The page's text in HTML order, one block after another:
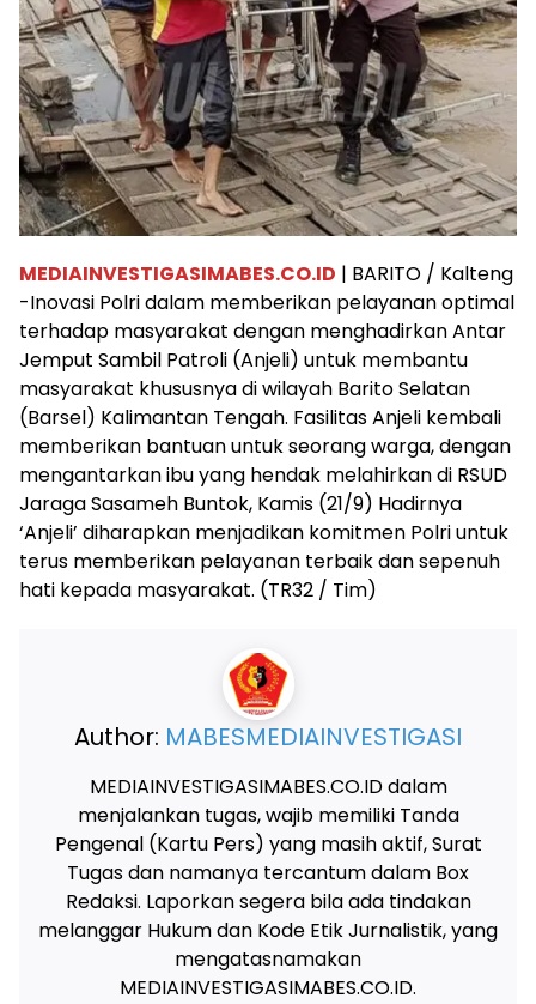
MEDIAINVESTIGASIMABES.CO.ID | BARITO / Kalteng
-Inovasi Polri dalam memberikan pelayanan optimal
terhadap masyarakat dengan menghadirkan Antar
Jemput Sambil Patroli (Anjeli) untuk membantu
masyarakat khususnya di wilayah Barito Selatan
(Barsel) Kalimantan Tengah. Fasilitas Anjeli kembali
memberikan bantuan untuk seorang warga, dengan
mengantarkan ibu yang hendak melahirkan di RSUD
Jaraga Sasameh Buntok, Kamis (21/9) Hadirnya
‘Anjeli’ diharapkan menjadikan komitmen Polri untuk
terus memberikan pelayanan terbaik dan sepenuh
hati kepada masyarakat. (TR32 / Tim)
Author: MABESMEDIAINVESTIGASI
MEDIAINVESTIGASIMABES.CO.ID dalam
menjalankan tugas, wajib memiliki Tanda
Pengenal (Kartu Pers) yang masih aktif, Surat
Tugas dan namanya tercantum dalam Box
Redaksi. Laporkan segera bila ada tindakan
melanggar Hukum dan Kode Etik Jurnalistik, yang
mengatasnamakan
MEDIAINVESTIGASIMABES.CO.ID.